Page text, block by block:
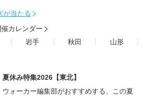
が当たる
カレンダー
岩手 秋田
山形
夏休み特集2026【東北】
ウォーカー編集部がおすすめする、この夏